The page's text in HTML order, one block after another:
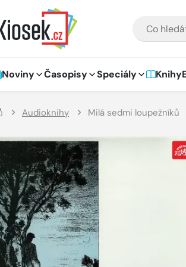
Noviny Časopisy Speciály Knihy
Audioknihy Milá sedmi loupežníků